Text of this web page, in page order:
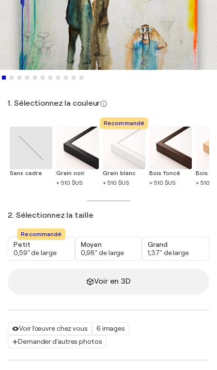
Voir l'œuvre chez vous
6 images
Demander d'autres photos
1. Sélectionnez la couleur
Sans cadre
Grain noir
+ 510 $US
Recommandé
Grain blanc
+ 510 $US
Bois foncé
+ 510 $US
Bois
+ 510
2. Sélectionnez la taille
Recommandé
Petit
0,59" de large
Moyen
0,98" de large
Grand
1,37" de large
Voir en 3D